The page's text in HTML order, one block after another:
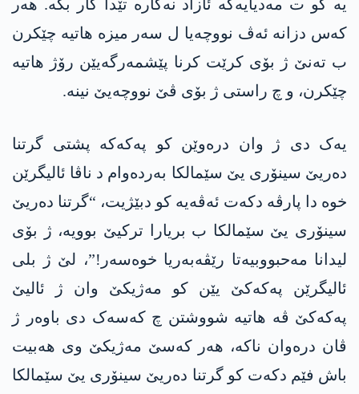
یە کو ت مەدیایەکە ئازاد نەکارە تێدا کار بکە. هەر
کەس دزانە ئەڤ نووچەیا ل سەر میزە هاتیە چێکرن
ب تەنێ ژ بۆی کرێت کرنا پێشمەرگەیێن رۆژ هاتیە
چێکرن، و چ راستی ژ بۆی ڤێ نووچەیێ نینە.
یەک دی ژ وان درەوێن کو پەکەکە پشتی گرتنا
دەریێ سینۆری یێ سێمالکا بەردەوام د ناڤا ئالیگرێن
خوە دا پارڤە دکەت ئەڤەیە کو دبێژیت، “گرتنا دەریێ
سینۆری یێ سێمالکا ب بریارا ترکیێ بوویە، ژ بۆی
لیدانا مەحبووبیەتا رێڤەبەریا خوەسەر!”، لێ ژ بلی
ئالیگرێن پەکەکێ یێن کو مەژیکێ وان ژ ئالیێ
پەکەکێ ڤە هاتیە شووشتن چ کەسەک دی باوەر ژ
ڤان درەوان ناکە، هەر کەسێ مەژیکێ وی هەبیت
باش فێم دکەت کو گرتنا دەریێ سینۆری یێ سێمالکا